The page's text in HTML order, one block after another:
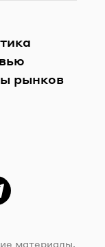
рынков
материалы,